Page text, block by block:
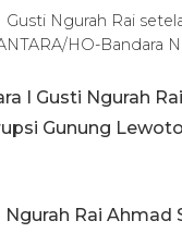
Ngurah Rai
HO-Bandara
I Gusti Ngurah
Gunung
Rai Ahmad